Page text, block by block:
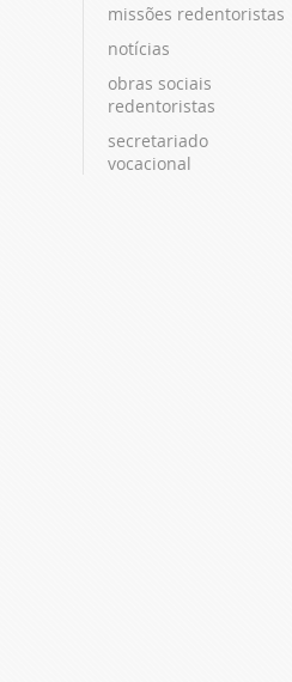
missões redentoristas
notícias
obras sociais
redentoristas
secretariado
vocacional